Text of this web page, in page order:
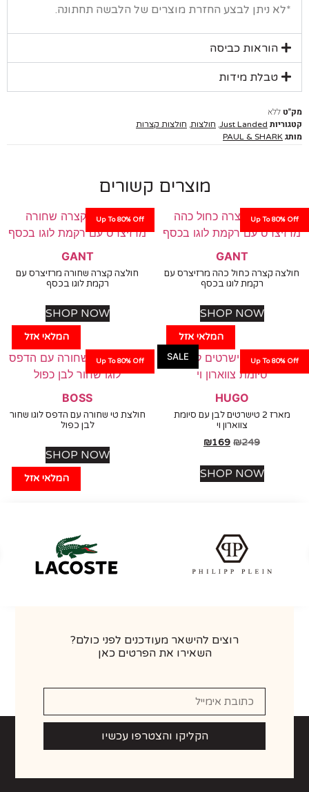
ניתן לבצע החזרת מוצרים של הלבשה תחתונה.
הוראות כביסה
טבלת מידות
ללא
Just Landed
, חולצות ,חולצות קצרות
PAUL & SHARK
מוצרים קשורים
Up To
המלאי אזל
GANT
קצרה כחול כהה מרזיצרס עם
רקמת לוגו בכסף
SHOP NOW
Up To 80% Off
המלאי אזל
GANT
חולצה קצרה שחורה מרזיצרס עם
רקמת לוגו בכסף
SHOP NOW
SALE Up To
HUGO
מארז 2 טישרטים לבן עם סיומת
צווארון וי
₪
₪169
SHOP NOW
Up To 80% Off
המלאי אזל
BOSS
חולצת טי שחורה עם הדפס לוגו שחור
לבן כפול
SHOP NOW
רוצים להישאר מעודכנים לפני כולם?
השאירו את הפרטים כאן
הקליקו והצטרפו עכשיו